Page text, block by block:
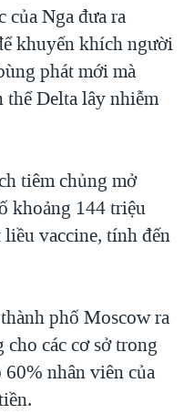
Nga đưa ra
khuyến khích người
phát mới mà
Delta lây nhiễm
tiêm chủng mở
khoảng 144 triệu
vaccine, tính đến
phố Moscow ra
các cơ sở trong
nhân viên của